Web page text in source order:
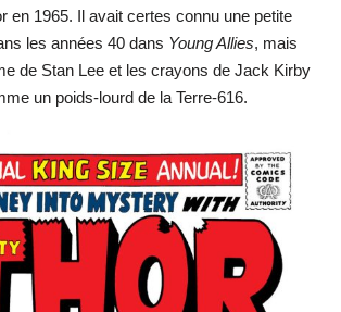
en 1965. Il avait certes connu une petite
les années 40 dans Young Allies, mais
de Stan Lee et les crayons de Jack Kirby
un poids-lourd de la Terre-616.